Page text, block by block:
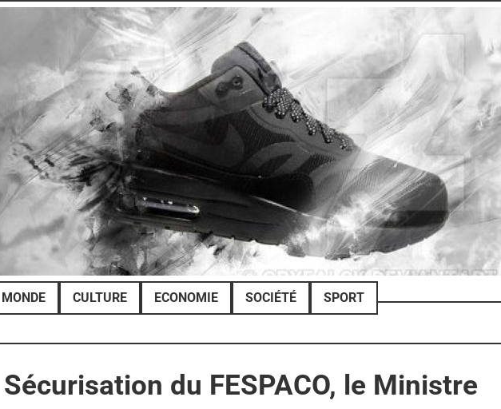
MONDE CULTURE ECONOMIE SOCIÉTÉ SPORT
du FESPACO, le Ministre